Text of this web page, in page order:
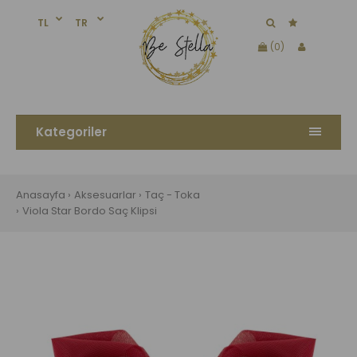
TL
TR
(0)
Kategoriler
Anasayfa Aksesuarlar
Taç - Toka
Viola Star Bordo Saç Klipsi